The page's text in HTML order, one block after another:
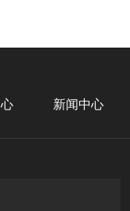
新闻中心